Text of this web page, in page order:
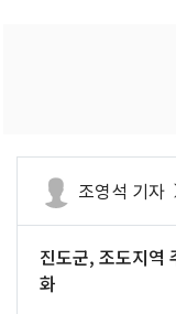
조영석 기자
진도군, 조도지역
화